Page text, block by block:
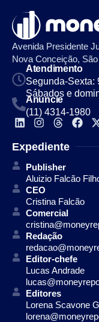
Avenida Presidente
Nova Conceição,
Atendimento
Segunda-Sexta:
Sábados e
Anuncie
(11) 4314-1980
Expediente
Publisher
Aluizio Falcão
CEO
Cristina Falcão
Comercial
Redação
Editor-chefe
Lucas Andrade
Editores
Lorena Scavone